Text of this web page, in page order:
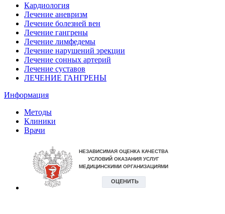
Кардиология
Лечение аневризм
Лечение болезней вен
Лечение гангрены
Лечение лимфедемы
Лечение нарушений эрекции
Лечение сонных артерий
Лечение суставов
ЛЕЧЕНИЕ ГАНГРЕНЫ
Информация
Методы
Клиники
Врачи